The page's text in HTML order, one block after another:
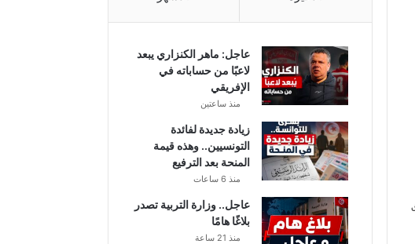
عاجل: ماهر الكنزاري يبعد
لاعبًا من حساباته في
الإفريقي
منذ ساعتين
زيادة جديدة لفائدة
التونسيين.. وهذه قيمة
المنحة بعد الترفيع
منذ 6 ساعات
عاجل.. وزارة التربية تصدر
بلاغًا هامًا
منذ 21 ساعة